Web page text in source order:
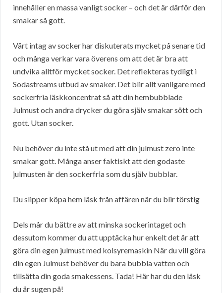
innehåller en massa vanligt socker – och det är därför den
smakar så gott.
Vårt intag av socker har diskuterats mycket på senare tid
och många verkar vara överens om att det är bra att
undvika alltför mycket socker. Det reflekteras tydligt i
Sodastreams utbud av smaker. Det blir allt vanligare med
sockerfria läskkoncentrat så att din hembubblade
Julmust och andra drycker du göra själv smakar sött och
gott. Utan socker.
Nu behöver du inte stå ut med att din julmust zero inte
smakar gott. Många anser faktiskt att den godaste
julmusten är den sockerfria som du själv bubblar.
Du slipper köpa hem läsk från affären när du blir törstig
Dels mår du bättre av att minska sockerintaget och
dessutom kommer du att upptäcka hur enkelt det är att
göra din egen julmust med kolsyremaskin När du vill göra
din egen Julmust behöver du bara bubbla vatten och
tillsätta din goda smakessens. Tada! Här har du den läsk
du är sugen på!